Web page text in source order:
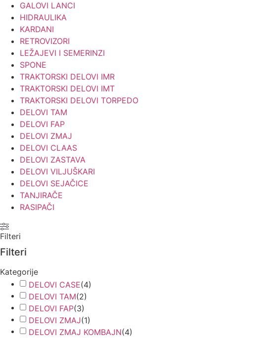
GALOVI LANCI
HIDRAULIKA
KARDANI
RETROVIZORI
LEŽAJEVI I SEMERINZI
SPONE
TRAKTORSKI DELOVI IMR
TRAKTORSKI DELOVI IMT
TRAKTORSKI DELOVI TORPEDO
DELOVI TAM
DELOVI FAP
DELOVI ZMAJ
DELOVI CLAAS
DELOVI ZASTAVA
DELOVI VILJUŠKARI
DELOVI SEJAČICE
TANJIRAČE
RASIPAČI
Filteri
Filteri
Kategorije
DELOVI CASE(4)
DELOVI TAM(2)
DELOVI FAP(3)
DELOVI ZMAJ(1)
DELOVI ZMAJ KOMBAJN(4)